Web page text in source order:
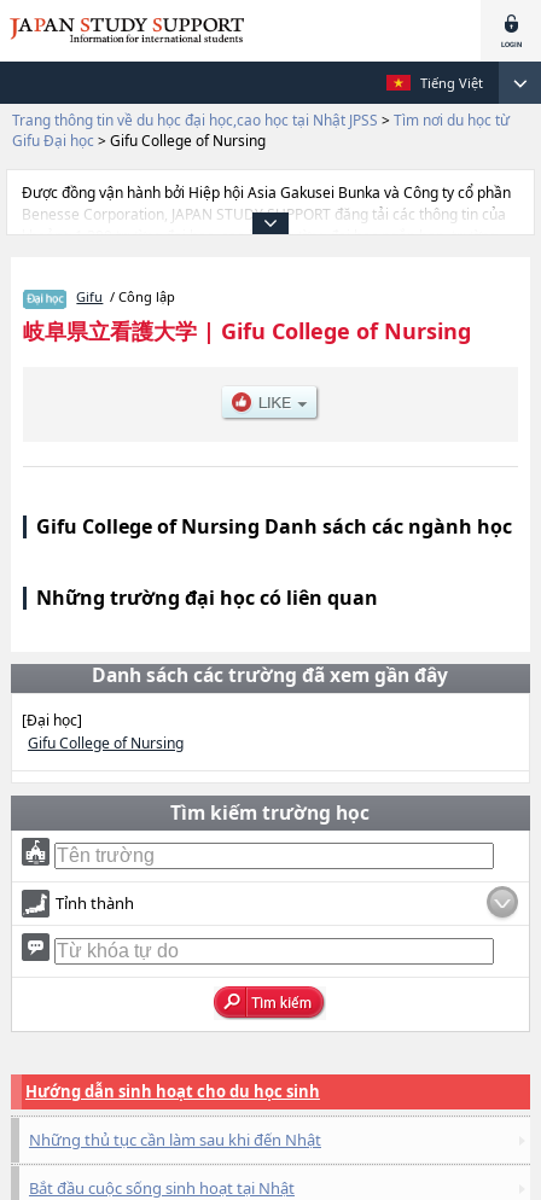
Tiếng Việt
Trang thông tin về du học đại học,cao học tại Nhật JPSS > Tìm nơi du học từ
Gifu Đại học > Gifu College of Nursing
Được đồng vận hành bởi Hiệp hội Asia Gakusei Bunka và Công ty cổ phần
Benesse Corporation, JAPAN STUDY SUPPORT đăng tải các thông tin của
khoảng 1.300 trường đại học, cao học, trường đại học ngắn hạn, trường
tin cần thiết dành cho du học sinh, như là về các , thông tin về từng ngành
học, thông tin liên quan đến thi tuyển như số lượng tuyển sinh, số lượng
trúng tuyển, cở sở trang thiết bị, hướng dẫn địa điểm v.v...
Gifu / Công lập
岐阜県立看護大学| Gifu College of Nursing
Gifu College of Nursing Danh sách các ngành học
Những trường đại học có liên quan
Danh sách các trường đã xem gần đây
[Đại học]
Gifu College of Nursing
Tìm kiếm trường học
Tỉnh thành
Hướng dẫn sinh hoạt cho du học sinh
Những thủ tục cần làm sau khi đến Nhật
Bắt đầu cuộc sống sinh hoạt tại Nhật